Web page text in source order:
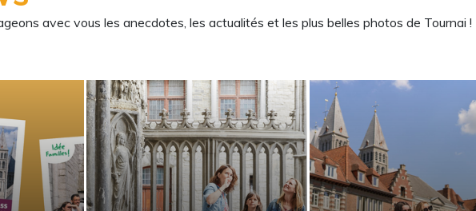
avec vous les anecdotes, les actualités et les plus belles photos de Tournai !